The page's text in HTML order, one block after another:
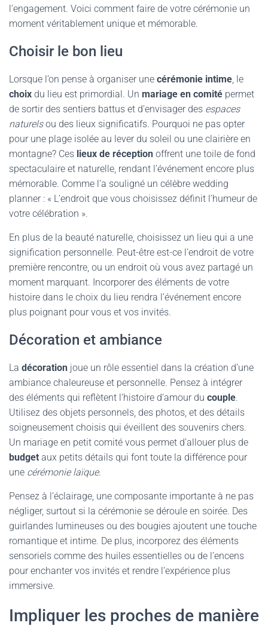
l’engagement. Voici comment faire de votre cérémonie un
moment véritablement unique et mémorable.
Choisir le bon lieu
Lorsque l’on pense à organiser une cérémonie intime, le
choix du lieu est primordial. Un mariage en comité permet
de sortir des sentiers battus et d’envisager des espaces
naturelsou des lieux significatifs. Pourquoi ne pas opter
pour une plage isolée au lever du soleil ou une clairière en
montagne? Ces lieux de réception offrent une toile de fond
spectaculaire et naturelle, rendant l’événement encore plus
mémorable. Comme l’a souligné un célèbre wedding
planner : « L’endroit que vous choisissez définit l’humeur de
votre célébration ».
En plus de la beauté naturelle, choisissez un lieu qui a une
signification personnelle. Peut-être est-ce l’endroit de votre
première rencontre, ou un endroit où vous avez partagé un
moment marquant. Incorporer des éléments de votre
histoire dans le choix du lieu rendra l’événement encore
plus poignant pour vous et vos invités.
Décoration et ambiance
La décoration joue un rôle essentiel dans la création d’une
ambiance chaleureuse et personnelle. Pensez à intégrer
des éléments qui reflètent l’histoire d’amour du couple.
Utilisez des objets personnels, des photos, et des détails
soigneusement choisis qui éveillent des souvenirs chers.
Un mariage en petit comité vous permet d’allouer plus de
budget aux petits détails qui font toute la différence pour
une cérémonie laïque.
Pensez à l’éclairage, une composante importante à ne pas
négliger, surtout si la cérémonie se déroule en soirée. Des
guirlandes lumineuses ou des bougies ajoutent une touche
romantique et intime. De plus, incorporez des éléments
sensoriels comme des huiles essentielles ou de l’encens
pour enchanter vos invités et rendre l’expérience plus
immersive.
Impliquer les proches de manière